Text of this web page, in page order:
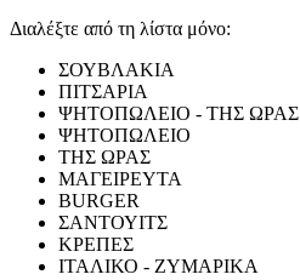
Διαλέξτε από τη λίστα μόνο:
ΣΟΥΒΛΑΚΙΑ
ΠΙΤΣΑΡΙΑ
ΨΗΤΟΠΩΛΕΙΟ - ΤΗΣ ΩΡΑΣ
ΨΗΤΟΠΩΛΕΙΟ
ΤΗΣ ΩΡΑΣ
ΜΑΓΕΙΡΕΥΤΑ
BURGER
ΣΑΝΤΟΥΙΤΣ
ΚΡΕΠΕΣ
ΙΤΑΛΙΚΟ - ΖΥΜΑΡΙΚΑ